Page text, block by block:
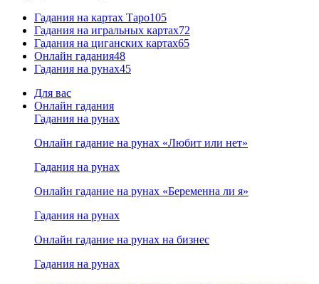
Гадания на картах Таро105
Гадания на игральных картах72
Гадания на циганских картах65
Онлайн гадания48
Гадания на рунах45
Для вас
Онлайн гадания
Гадания на рунах
Онлайн гадание на рунах «Любит или нет»
Гадания на рунах
Онлайн гадание на рунах «Беременна ли я»
Гадания на рунах
Онлайн гадание на рунах на бизнес
Гадания на рунах